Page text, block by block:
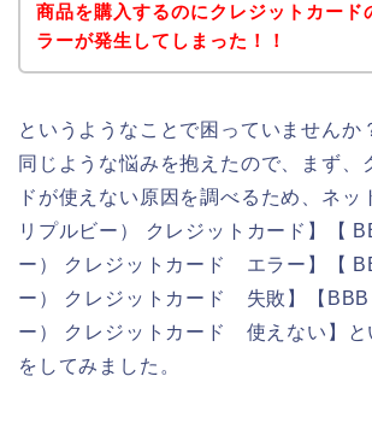
商品を購入するのにクレジットカード
ラーが発生してしまった！！
というようなことで困っていませんか
同じような悩みを抱えたので、まず、
ドが使えない原因を調べるため、ネッ
リプルビー） クレジットカード】【
ー） クレジットカード エラー】【
ー） クレジットカード 失敗】【BBB
ー） クレジットカード 使えない】と
をしてみました。